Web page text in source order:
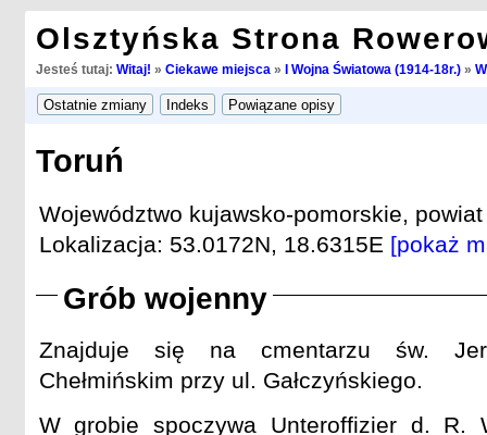
Olsztyńska Strona
Jesteś tutaj: Witaj! » Ciekawe miejsca » I Wojna Światowa (1914-18r.)»
Toruń
Województwo kujawsko-pomorskie,
Lokalizacja: 53.0172N, 18.6315E [pokaż
Grób wojenny
Znajduje się na cmentarzu św.
Chełmińskim przy ul. Gałczyńskiego.
W grobie spoczywa Unteroffizier d. R.